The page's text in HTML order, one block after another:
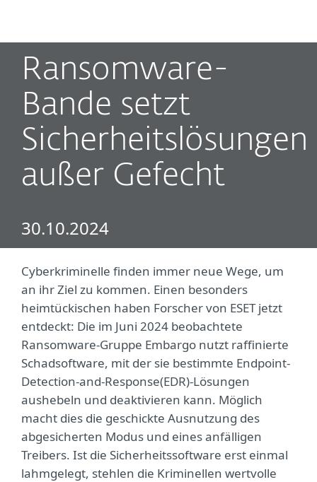
Ransomware-
Bande setzt
Sicherheitslösungen
außer Gefecht
30.10.2024
Cyberkriminelle finden immer neue Wege, um
an ihr Ziel zu kommen. Einen besonders
heimtückischen haben Forscher von ESET jetzt
entdeckt: Die im Juni 2024 beobachtete
Ransomware-Gruppe Embargo nutzt raffinierte
Schadsoftware, mit der sie bestimmte Endpoint-
Detection-and-Response(EDR)-Lösungen
aushebeln und deaktivieren kann. Möglich
macht dies die geschickte Ausnutzung des
abgesicherten Modus und eines anfälligen
Treibers. Ist die Sicherheitssoftware erst einmal
lahmgelegt, stehlen die Kriminellen wertvolle